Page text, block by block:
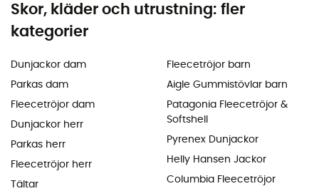
Skor, kläder och utrustning: fler
kategorier
Dunjackor dam
Parkas dam
Fleecetröjor dam
Dunjackor herr
Parkas herr
Fleecetröjor herr
Tältar
Fleecetröjor barn
Aigle Gummistövlar barn
Patagonia Fleecetröjor &
Softshell
Pyrenex Dunjackor
Helly Hansen Jackor
Columbia Fleecetröjor